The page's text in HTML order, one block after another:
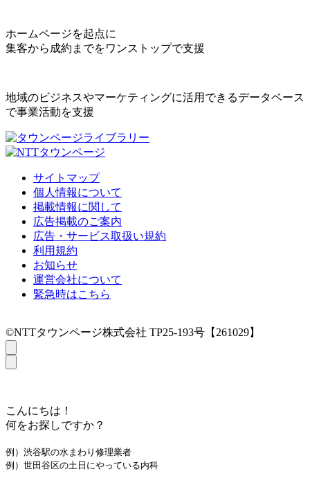
ホームページを起点に
集客から成約までをワンストップで支援
地域のビジネスやマーケティングに活用できるデータベース
で事業活動を支援
サイトマップ
個人情報について
掲載情報に関して
広告掲載のご案内
広告・サービス取扱い規約
利用規約
お知らせ
運営会社について
緊急時はこちら
©NTTタウンページ株式会社 TP25-193号【261029】
こんにちは！
何をお探しですか？
例）渋谷駅の水まわり修理業者
例）世田谷区の土日にやっている内科